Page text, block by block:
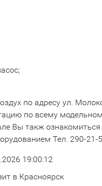
по адресу ул.
по всему
Вы такж ознакомиться
Тел. 290-21-
19:00:12
в Красноярск